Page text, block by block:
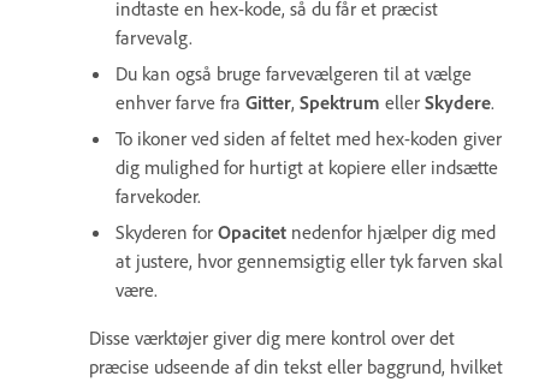
indtaste en hex-kode, så du får et præcist
farvevalg.
Du kan også bruge farvevælgeren til at vælge
enhver farve fra Gitter, Spektrum eller Skydere.
To ikoner ved siden af feltet med hex-koden giver
dig mulighed for hurtigt at kopiere eller indsætte
farvekoder.
Skyderen for Opacitet nedenfor hjælper dig med
at justere, hvor gennemsigtig eller tyk farven skal
være.
Disse værktøjer giver dig mere kontrol over det
præcise udseende af din tekst eller baggrund, hvilket